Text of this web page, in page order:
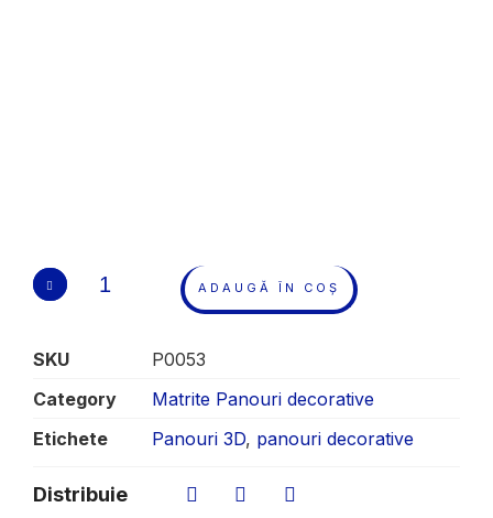
ADAUGĂ ÎN COȘ
SKU
P0053
Category
Matrite Panouri decorative
Etichete
Panouri 3D, panouri decorative
Distribuie